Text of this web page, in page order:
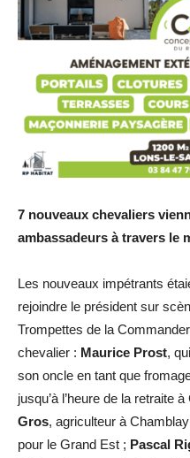
7 nouveaux chevaliers
ambassadeurs à travers le
Les nouveaux impétrants
rejoindre le président sur
Trompettes de la
chevalier : Maurice Prost,
son oncle en tant que
jusqu’à l’heure de la retraite
Gros, agriculteur à
pour le Grand Est ; Pascal